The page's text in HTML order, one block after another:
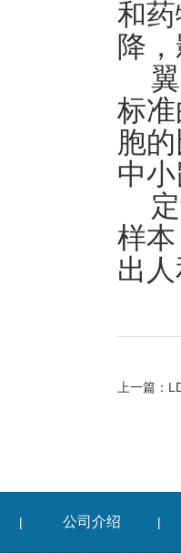
和
降 ，
标
胞
中
样
出
上一篇：
| 公司介绍 |